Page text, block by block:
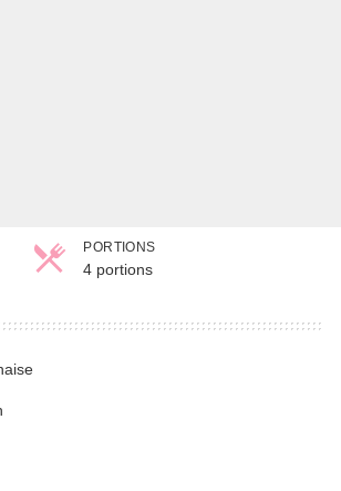
PORTIONS
4 portionsParts